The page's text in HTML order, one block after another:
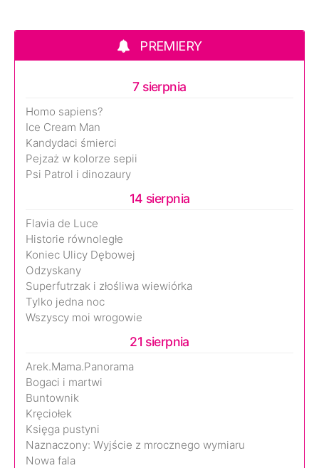
PREMIERY
7 sierpnia
Homo sapiens?
Ice Cream Man
Kandydaci śmierci
Pejzaż w kolorze sepii
Psi Patrol i dinozaury
14 sierpnia
Flavia de Luce
Historie równoległe
Koniec Ulicy Dębowej
Odzyskany
Superfutrzak i złośliwa wiewiórka
Tylko jedna noc
Wszyscy moi wrogowie
21 sierpnia
Arek.Mama.Panorama
Bogaci i martwi
Buntownik
Kręciołek
Księga pustyni
Naznaczony: Wyjście z mrocznego wymiaru
Nowa fala